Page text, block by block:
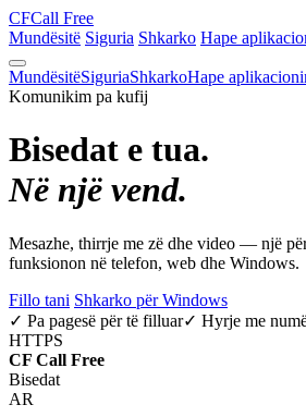
CFCall Free
Mundësitë Siguria Shkarko Hape
MundësitëSiguriaShkarkoHape
Komunikim pa kufij
Bisedat e tua.
Në një vend.
Mesazhe, thirrje me zë dhe video — një
funksionon në telefon, web dhe Windows.
Fillo tani Shkarko për Windows
✓ Pa pagesë për të filluar✓ Hyrje me
HTTPS
CF Call Free
Bisedat
AR